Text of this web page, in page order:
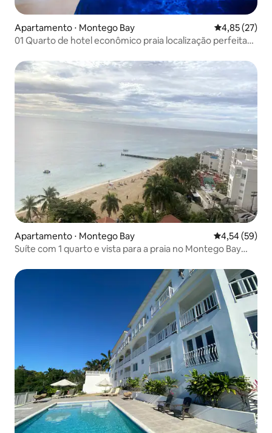
Apartamento ⋅ Montego Bay 4,85 de uma
4,85 (27)
01 Quarto de hotel econômico praia localização perfeita
Apartamento ⋅ Montego Bay 4,54 de uma
4,54 (59)
Suíte com 1 quarto e vista para a praia no Montego Bay